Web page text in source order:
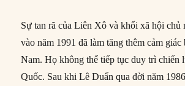
Sự tan rã của Liên Xô và khối xã hội chủ
vào năm 1991 đã làm tăng thêm cảm giác
Nam. Họ không thể tiếp tục duy trì chiến
Quốc. Sau khi Lê Duẩn qua đời năm